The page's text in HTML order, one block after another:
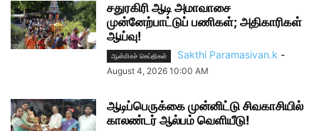
சதுரகிரி ஆடி அமாவாசை
முன்னேற்பாட்டுப் பணிகள்; அதிகாரிகள்
ஆய்வு!
ஆன்மிகச் செய்திகள் Sakthi Paramasivan.k -
August 4, 2026 10:00 AM
ஆடிப்பெருக்கை முன்னிட்டு சிவகாசியில்
காலண்டர் ஆல்பம் வெளியீடு!